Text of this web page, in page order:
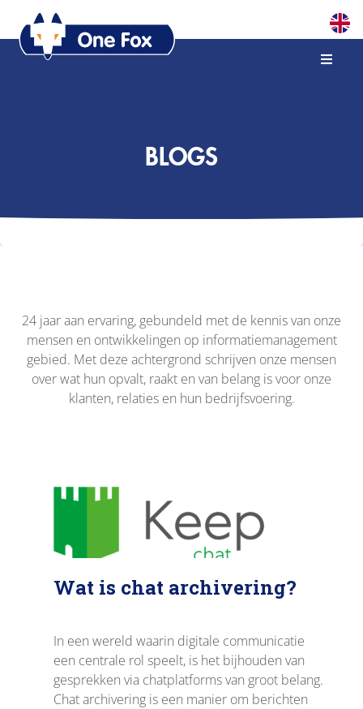
BLOGS
24 jaar aan ervaring, gebundeld met de kennis van onze
mensen en ontwikkelingen op informatiemanagement
gebied. Met deze achtergrond schrijven onze mensen
over wat hun opvalt, raakt en van belang is voor onze
klanten, relaties en hun bedrijfsvoering.
Wat is chat archivering?
In een wereld waarin digitale communicatie
een centrale rol speelt, is het bijhouden van
gesprekken via chatplatforms van groot belang.
Chat archivering is een manier om berichten